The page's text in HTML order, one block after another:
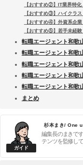
【おすすめ②】IT業界特化
【おすすめ③】ハイクラ
【おすすめ④】外資系企
【おすすめ⑤】若手未経
転職エージェント和歌
転職エージェント和歌
転職エージェント和歌
転職エージェント和歌
転職エージェント和歌
まとめ
杉本まき/ One
編集長のまきで
テンツを監修して